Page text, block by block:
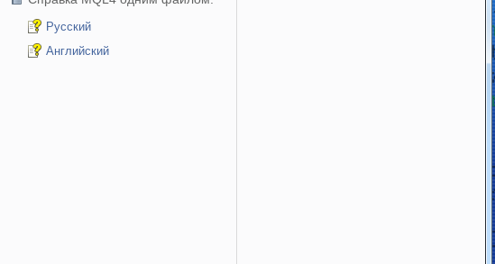
Русский
Английский